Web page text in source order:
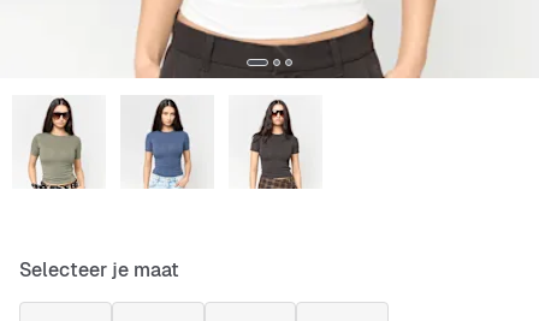
Selecteer je maat